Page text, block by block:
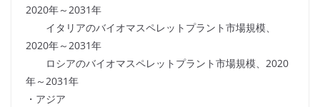
2020年～2031年
イタリアのバイオマスペレットプラント市場規模、
2020年～2031年
ロシアのバイオマスペレットプラント市場規模、2020
年～2031年
・アジア